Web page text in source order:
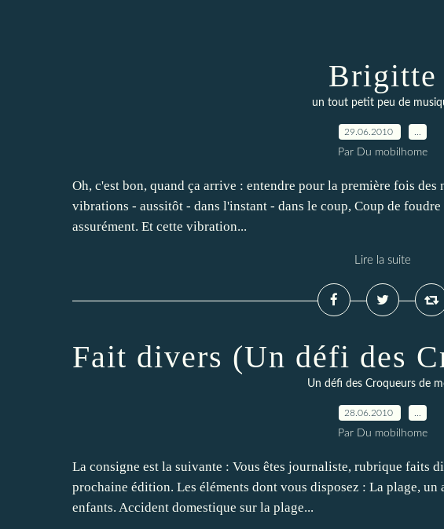
Brigitte
un tout petit peu de
29.06.2010
Par Du mobilhome
Oh, c'est bon, quand ça arrive : entendre pour la première fois
vibrations - aussitôt - dans l'instant - dans le coup, Coup de
assurément. Et cette vibration...
Lire la suite
Fait divers (Un défi des
Un défi des Croqueurs de
28.06.2010
Par Du mobilhome
La consigne est la suivante : Vous êtes journaliste, rubrique faits
prochaine édition. Les éléments dont vous disposez : La plage,
enfants. Accident domestique sur la plage...